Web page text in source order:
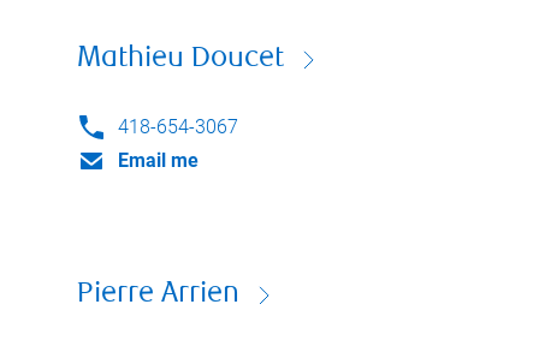
Mathieu Doucet
418-654-3067
Email me
Pierre Arrien